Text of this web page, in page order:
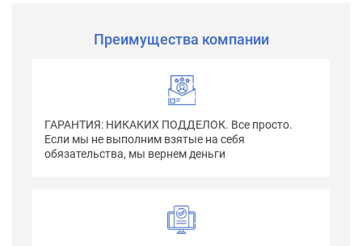
Преимущества компании
ГАРАНТИЯ: НИКАКИХ ПОДДЕЛОК. Все просто.
Если мы не выполним взятые на себя
обязательства, мы вернем деньги